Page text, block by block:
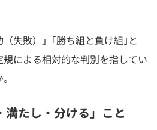
失敗）」｢勝ち組と負け組｣と
による相対的な判別を指してい
たし・分ける」こと